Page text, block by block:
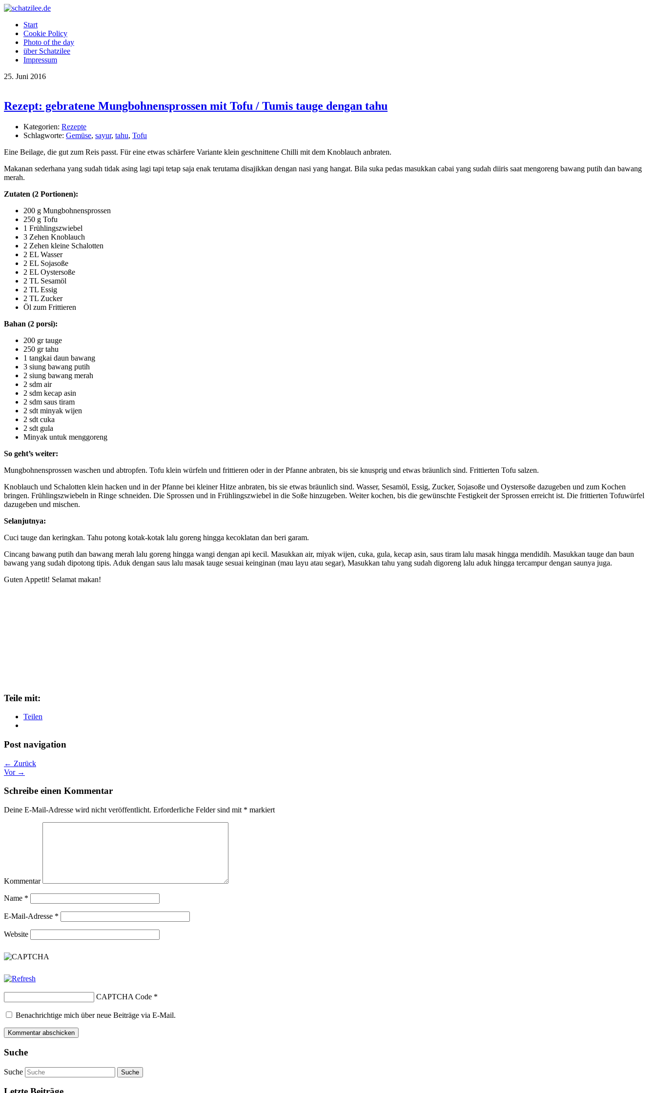
Start
Cookie Policy
Photo of the day
über Schatzilee
Impressum
25. Juni 2016
Rezept: gebratene Mungbohnensprossen mit Tofu / Tumis tauge dengan tahu
Kategorien: Rezepte
Schlagworte: Gemüse, sayur, tahu, Tofu
Eine Beilage, die gut zum Reis passt. Für eine etwas schärfere Variante klein geschnittene Chilli mit dem Knoblauch anbraten.
Makanan sederhana yang sudah tidak asing lagi tapi tetap saja enak terutama disajikkan dengan nasi yang hangat. Bila suka pedas masukkan cabai yang sudah diiris saat mengoreng bawang putih dan bawang
merah.
Zutaten (2 Portionen):
200 g Mungbohnensprossen
250 g Tofu
1 Frühlingszwiebel
3 Zehen Knoblauch
2 Zehen kleine Schalotten
2 EL Wasser
2 EL Sojasoße
2 EL Oystersoße
2 TL Sesamöl
2 TL Essig
2 TL Zucker
Öl zum Frittieren
Bahan (2 porsi):
200 gr tauge
250 gr tahu
1 tangkai daun bawang
3 siung bawang putih
2 siung bawang merah
2 sdm air
2 sdm kecap asin
2 sdm saus tiram
2 sdt minyak wijen
2 sdt cuka
2 sdt gula
Minyak untuk menggoreng
So geht’s weiter:
Mungbohnensprossen waschen und abtropfen. Tofu klein würfeln und frittieren oder in der Pfanne anbraten, bis sie knusprig und etwas bräunlich sind. Frittierten Tofu salzen.
Knoblauch und Schalotten klein hacken und in der Pfanne bei kleiner Hitze anbraten, bis sie etwas bräunlich sind. Wasser, Sesamöl, Essig, Zucker, Sojasoße und Oystersoße dazugeben und zum Kochen
bringen. Frühlingszwiebeln in Ringe schneiden. Die Sprossen und in Frühlingszwiebel in die Soße hinzugeben. Weiter kochen, bis die gewünschte Festigkeit der Sprossen erreicht ist. Die frittierten Tofuwürfel
dazugeben und mischen.
Selanjutnya:
Cuci tauge dan keringkan. Tahu potong kotak-kotak lalu goreng hingga kecoklatan dan beri garam.
Cincang bawang putih dan bawang merah lalu goreng hingga wangi dengan api kecil. Masukkan air, miyak wijen, cuka, gula, kecap asin, saus tiram lalu masak hingga mendidih. Masukkan tauge dan baun
bawang yang sudah dipotong tipis. Aduk dengan saus lalu masak tauge sesuai keinginan (mau layu atau segar), Masukkan tahu yang sudah digoreng lalu aduk hingga tercampur dengan saunya juga.
Guten Appetit! Selamat makan!
Teile mit:
Teilen
Post navigation
← Zurück
Vor →
Schreibe einen Kommentar
Deine E-Mail-Adresse wird nicht veröffentlicht. Erforderliche Felder sind mit * markiert
Kommentar
Name *
E-Mail-Adresse *
Website
CAPTCHA Code *
Benachrichtige mich über neue Beiträge via E-Mail.
Suche
Suche